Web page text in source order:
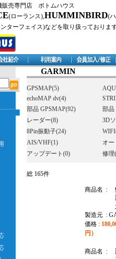
売専門店 ボトムハウス
(ローランス),HUMMINBIRD(
ターフェイス)などを取り扱っておりま
GARMIN
GPSMAP(5)
echoMAP dv(4)
部品 GPSMAP(92)
部品
レーダー(8)
3D
8Pin振動子(24)
AIS/VHF(1)
オ
アップデート(0)
修理
総 165件
商品名 :
製造元 :
価格 :
円）
商品名 :